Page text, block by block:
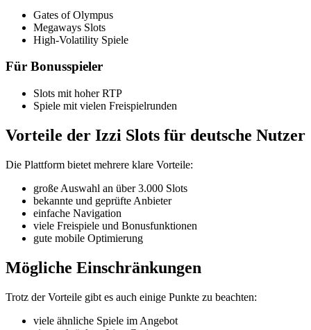
Gates of Olympus
Megaways Slots
High-Volatility Spiele
Für Bonusspieler
Slots mit hoher RTP
Spiele mit vielen Freispielrunden
Vorteile der Izzi Slots für deutsche Nutzer
Die Plattform bietet mehrere klare Vorteile:
große Auswahl an über 3.000 Slots
bekannte und geprüfte Anbieter
einfache Navigation
viele Freispiele und Bonusfunktionen
gute mobile Optimierung
Mögliche Einschränkungen
Trotz der Vorteile gibt es auch einige Punkte zu beachten:
viele ähnliche Spiele im Angebot